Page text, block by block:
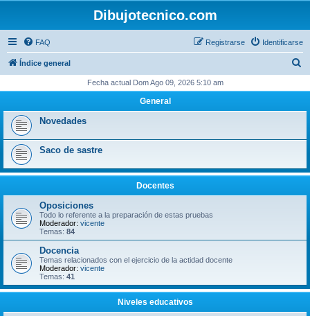
Dibujotecnico.com
FAQ Identificarse
Registrarse
Índice general
c
Fecha actual Dom Ago 09, 2026 5:10 am
General
Novedades
Saco de sastre
Docentes
Oposiciones
Todo lo referente a la preparación de estas pruebas
Moderador: vicente
Temas: 84
Docencia
Temas relacionados con el ejercicio de la actidad docente
Moderador: vicente
Temas: 41
Niveles educativos